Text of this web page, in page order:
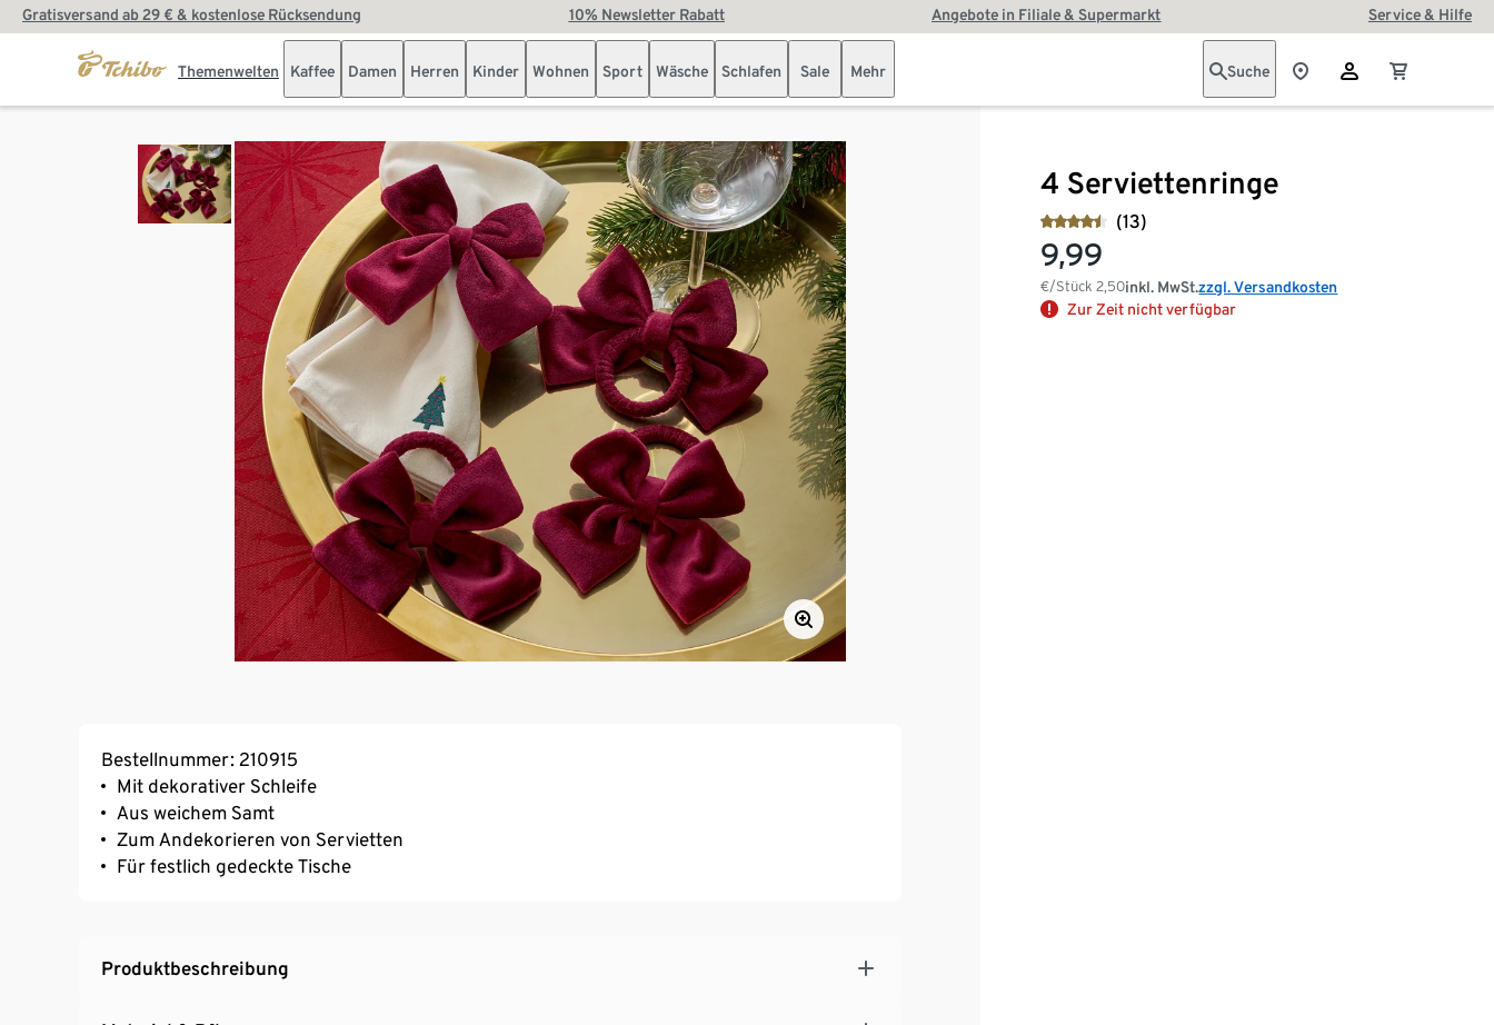
Gratisversand ab 29 € & kostenlose Rücksendung 10% Newsletter Rabatt Angebote in Filiale & Supermarkt Service & Hilfe
Themenwelten Kaffee Damen Herren Kinder Wohnen Sport Wäsche Schlafen Sale Mehr Suche
4 Serviettenringe
(13)
9,99
€/Stück2,50inkl. MwSt.zzgl. Versandkosten
Zur Zeit nicht verfügbar
Bestellnummer: 210915
Mit dekorativer Schleife
Aus weichem Samt
Zum Andekorieren von Servietten
Für festlich gedeckte Tische
Produktbeschreibung